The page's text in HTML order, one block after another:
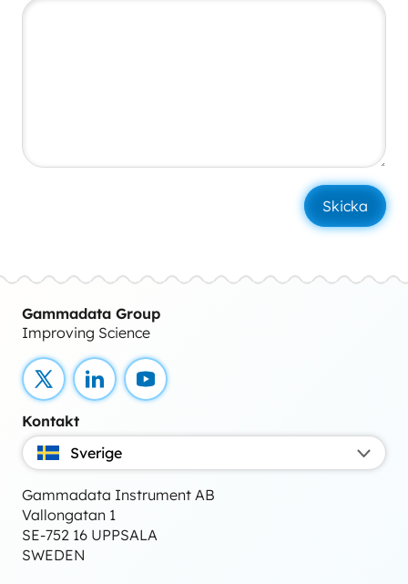
Gammadata Group
Improving Science
X LinkedInYouTube
Kontakt
Sverige
Gammadata Instrument AB
Vallongatan 1
SE-752 16 UPPSALA
SWEDEN